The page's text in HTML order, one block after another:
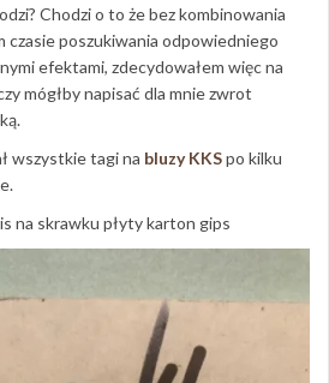
Chodzi o to że bez kombinowania
czasie poszukiwania odpowiedniego
efektami, zdecydowałem więc na
mógłby napisać dla mnie zwrot
wszystkie tagi na bluzy KKSpo kilku
na skrawku płyty karton gips